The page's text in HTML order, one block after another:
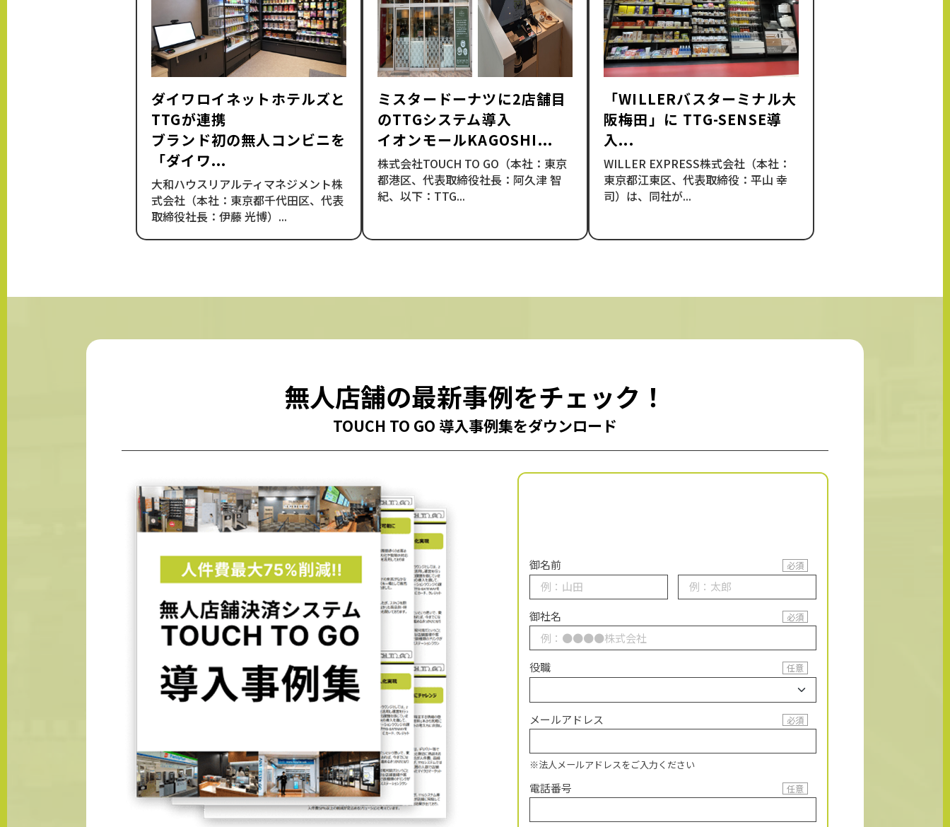
ダイワロイネットホテルズと
TTGが連携
ブランド初の無人コンビニを
「ダイワ...
大和ハウスリアルティマネジメント株
式会社（本社：東京都千代田区、代表
取締役社長：伊藤 光博）...
ミスタードーナツに2店舗目
のTTGシステム導入
イオンモールKAGOSHI...
株式会社TOUCH TO GO（本社：東京
都港区、代表取締役社長：阿久津 智
紀、以下：TTG...
「WILLERバスターミナル大
阪梅田」に TTG-SENSE導
入...
WILLER EXPRESS株式会社（本社：
東京都江東区、代表取締役：平山 幸
司）は、同社が...
無人店舗の最新事例をチェック！
TOUCH TO GO 導入事例集をダウンロード